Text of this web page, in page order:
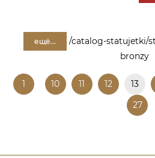
ещё...
/catalog-statujetki/
bronzy
1 10 11 12 13
27